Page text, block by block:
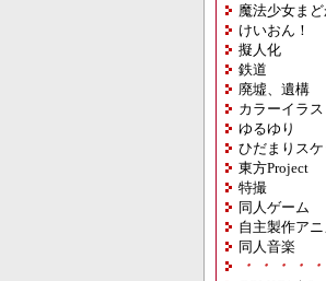
魔法少女ま
けいおん！
擬人化
鉄道
廃墟、遺構
カラーイラ
ゆるゆり
ひだまりスケ
東方Project
特撮
同人ゲーム
自主製作アニ
同人音楽
・・・・